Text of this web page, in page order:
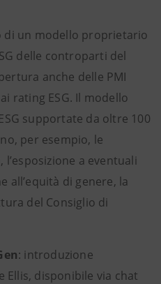
di un modello proprietario
delle controparti del
anche delle PMI
rating ESG. Il modello
supportate da oltre 100
per esempio, le
a eventuali
all’equità di genere, la
del Consiglio di
: introduzione
Ellis, disponibile via chat